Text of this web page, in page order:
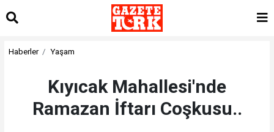
Haberler Yaşam
Kıyıcak Mahallesi'nde
Ramazan İftarı Coşkusu..